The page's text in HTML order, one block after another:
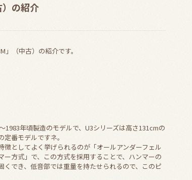
の紹介
（中古）の紹介です。
1983年頃製造のモデルで、U3シリーズは高さ131cmの
定番モデルですネ。
徴としてよく挙げられるのが「オールアンダーフェル
ー方式」で、この方式を採用することで、ハンマーの
くでき、低音部では重量を持たせられるので、このピ